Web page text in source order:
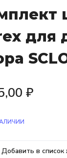
для
₽
Добавить в список